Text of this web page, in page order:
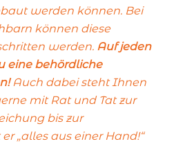
werden können. Bei
können diese
werden. Auf jeden
eine behördliche
Auch dabei steht Ihnen
mit Rat und Tat zur
bis zur
„alles aus einer Hand!“